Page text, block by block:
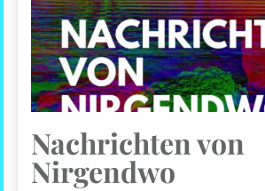
Nachrichten von
Nirgendwo